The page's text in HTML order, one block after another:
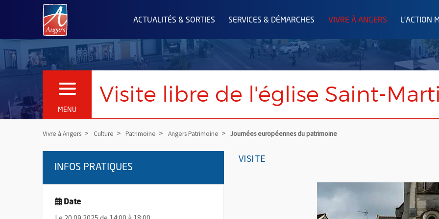
Angers.fr : Retour à l'accueil
ACTUALITÉS & SORTIES SERVICES & DÉMARCHES VIVRE À ANGERS L'ACTION
MENU
OUVRIR LE MENU Visite libre de l'église Saint-
Vivre à Angers Culture Patrimoine Angers Patrimoine Journées européennes du patrimoine
VISITE
INFOS PRATIQUES
Date